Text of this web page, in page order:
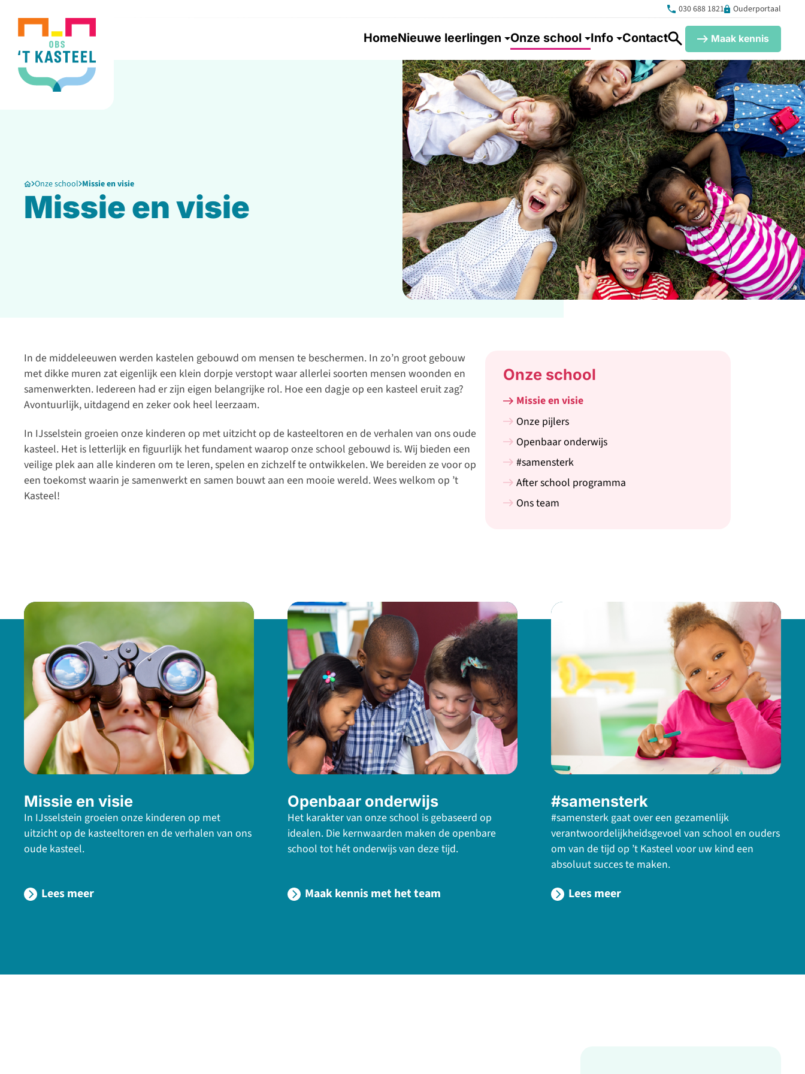
030 688 1821 Ouderportaal
HomeNieuwe leerlingen Onze school Info Contact Maak kennis
Onze school Missie en visie
Missie en visie
In de middeleeuwen werden kastelen gebouwd om mensen te beschermen. In zo’n groot gebouw
met dikke muren zat eigenlijk een klein dorpje verstopt waar allerlei soorten mensen woonden en
samenwerkten. Iedereen had er zijn eigen belangrijke rol. Hoe een dagje op een kasteel eruit zag?
Avontuurlijk, uitdagend en zeker ook heel leerzaam.
In IJsselstein groeien onze kinderen op met uitzicht op de kasteeltoren en de verhalen van ons oude
kasteel. Het is letterlijk en figuurlijk het fundament waarop onze school gebouwd is. Wij bieden een
veilige plek aan alle kinderen om te leren, spelen en zichzelf te ontwikkelen. We bereiden ze voor op
een toekomst waarin je samenwerkt en samen bouwt aan een mooie wereld. Wees welkom op ’t
Kasteel!
Onze school
Missie en visie
Onze pijlers
Openbaar onderwijs
#samensterk
After school programma
Ons team
Missie en visie
In IJsselstein groeien onze kinderen op met
uitzicht op de kasteeltoren en de verhalen van ons
oude kasteel.
Lees meer
Openbaar onderwijs
Het karakter van onze school is gebaseerd op
idealen. Die kernwaarden maken de openbare
school tot hét onderwijs van deze tijd.
Maak kennis met het team
#samensterk
#samensterk gaat over een gezamenlijk
verantwoordelijkheidsgevoel van school en ouders
om van de tijd op ’t Kasteel voor uw kind een
absoluut succes te maken.
Lees meer